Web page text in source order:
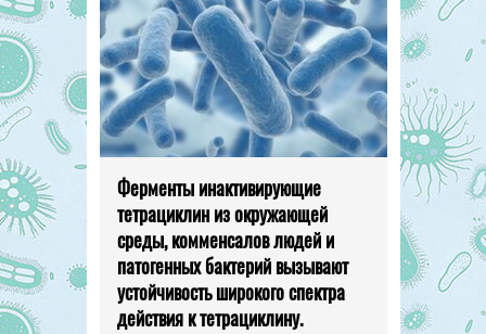
Ферменты инактивирующие
тетрациклин из окружающей
среды, комменсалов людей и
патогенных бактерий вызывают
устойчивость широкого спектра
действия к тетрациклину.